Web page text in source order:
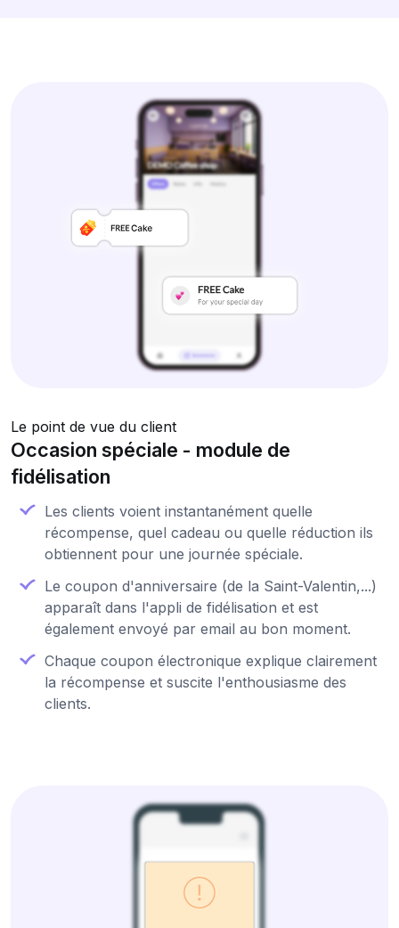
Le point de vue du client
Occasion spéciale - module de
fidélisation
Les clients voient instantanément quelle
récompense, quel cadeau ou quelle réduction ils
obtiennent pour une journée spéciale.
Le coupon d'anniversaire (de la Saint-Valentin,...)
apparaît dans l'appli de fidélisation et est
également envoyé par email au bon moment.
Chaque coupon électronique explique clairement
la récompense et suscite l'enthousiasme des
clients.